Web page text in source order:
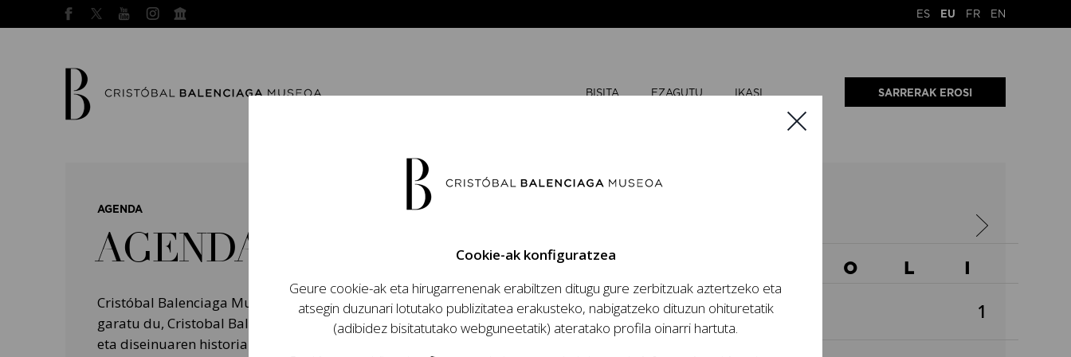
ES EU FR EN
BISITA EZAGUTU IKASI SARRERAK EROSI
AGENDA
AGENDA
Cristóbal Balenciaga Museoak programazio handinahia
garatu du, Cristobal Balenciagaren bizitza eta lana, modaren
eta diseinuaren historian izan zuten garrantzia eta haren
O L
1
Cookie-ak konfiguratzea
Geure cookie-ak eta hirugarrenenak erabiltzen ditugu gure zerbitzuak aztertzeko eta
atsegin duzunari lotutako publizitatea erakusteko, nabigatzeko dituzun ohituretatik
(adibidez bisitatutako webguneetatik) ateratako profila oinarri hartuta.